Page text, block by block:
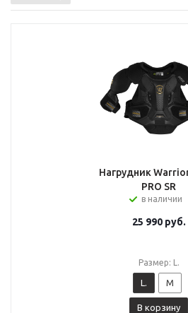
Нагрудник
PRO SR
в наличии
25 990руб.
Размер: L.
L. M
В корзину